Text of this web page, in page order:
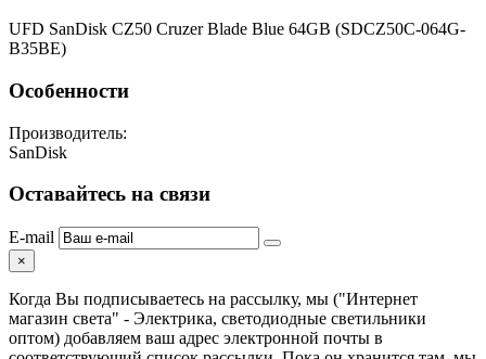
UFD SanDisk CZ50 Cruzer Blade Blue 64GB (SDCZ50C-064G-
B35BE)
Особенности
Производитель:
SanDisk
Оставайтесь на связи
E-mail
×
Когда Вы подписываетесь на рассылку, мы ("Интернет
магазин света" - Электрика, светодиодные светильники
оптом) добавляем ваш адрес электронной почты в